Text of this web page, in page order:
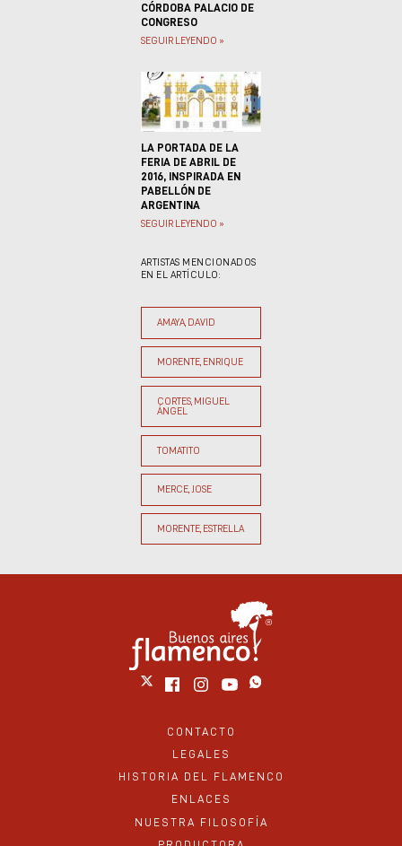
CÓRDOBA PALACIO DE
CONGRESO
SEGUIR LEYENDO »
LA PORTADA DE LA
FERIA DE ABRIL DE
2016, INSPIRADA EN
PABELLÓN DE
ARGENTINA
SEGUIR LEYENDO »
ARTISTAS MENCIONADOS
EN EL ARTÍCULO:
AMAYA, DAVID
MORENTE, ENRIQUE
CORTES, MIGUEL
ÁNGEL
TOMATITO
MERCE, JOSE
MORENTE, ESTRELLA
CONTACTO
LEGALES
HISTORIA DEL FLAMENCO
ENLACES
NUESTRA FILOSOFÍA